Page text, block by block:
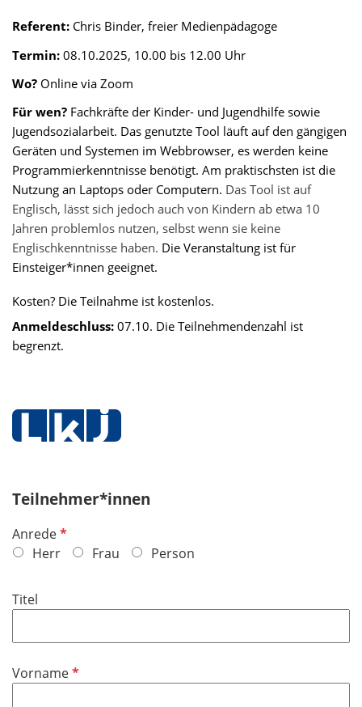
Referent: Chris Binder, freier Medienpädagoge
Termin: 08.10.2025, 10.00 bis 12.00 Uhr
Wo? Online via Zoom
Für wen? Fachkräfte der Kinder- und Jugendhilfe sowie
Jugendsozialarbeit. Das genutzte Tool läuft auf den gängigen
Geräten und Systemen im Webbrowser, es werden keine
Programmierkenntnisse benötigt. Am praktischsten ist die
Nutzung an Laptops oder Computern. Das Tool ist auf
Englisch, lässt sich jedoch auch von Kindern ab etwa 10
Jahren problemlos nutzen, selbst wenn sie keine
Englischkenntnisse haben. Die Veranstaltung ist für
Einsteiger*innen geeignet.
Kosten? Die Teilnahme ist kostenlos.
Anmeldeschluss: 07.10. Die Teilnehmendenzahl ist
begrenzt.
Teilnehmer*innen
AnredeP
f
c
t
f
e
Herr Frau Person
Titel
VornameP